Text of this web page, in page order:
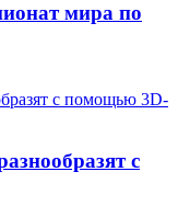
мира по
с